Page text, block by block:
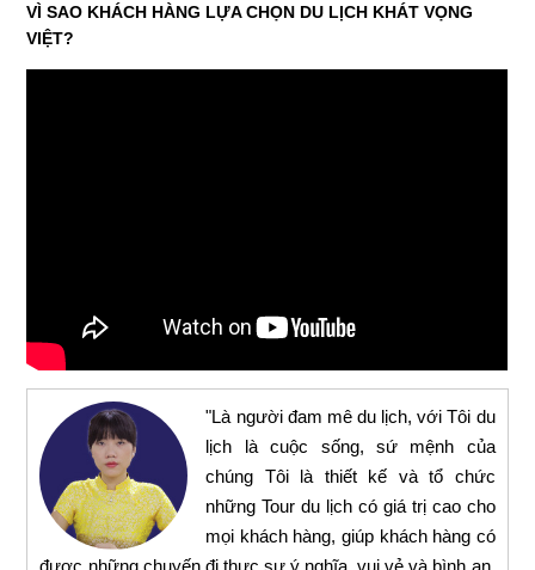
VÌ SAO KHÁCH HÀNG LỰA CHỌN DU LỊCH KHÁT VỌNG
VIỆT?
"Là người đam mê du lịch, với Tôi du
lịch là cuộc sống, sứ mệnh của
chúng Tôi là thiết kế và tổ chức
những Tour du lịch có giá trị cao cho
mọi khách hàng, giúp khách hàng có
được những chuyến đi thực sự ý nghĩa, vui vẻ và bình an,